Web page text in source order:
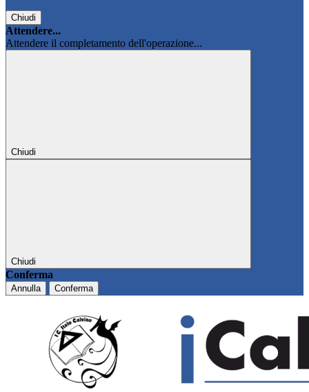
Chiudi
Attendere...
Attendere il completamento dell'operazione...
Chiudi
Chiudi
Conferma
Annulla Conferma